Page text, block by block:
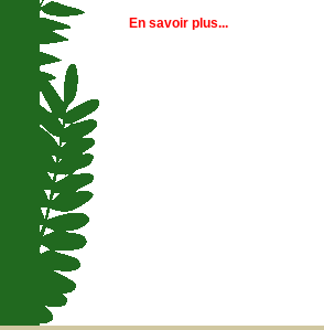
En savoir plus...